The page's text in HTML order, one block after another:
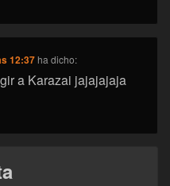
12:37 ha dicho:
a Karazai jajajajaja